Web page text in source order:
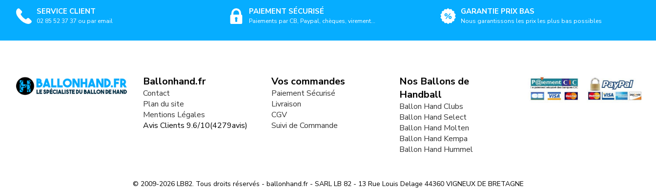
SERVICE CLIENT
02 85 52 37 37 ou par email
PAIEMENT SÉCURISÉ
Paiements par CB, Paypal, chèques, virement...
GARANTIE PRIX BAS
Nous garantissons les prix les plus bas possibles
Ballonhand.fr
Contact
Plan du site
Mentions Légales
Avis Clients 9.6/10(4279avis)
Vos commandes
Paiement Sécurisé
Livraison
CGV
Suivi de Commande
Nos Ballons de
Handball
Ballon Hand Clubs
Ballon Hand Select
Ballon Hand Molten
Ballon Hand Kempa
Ballon Hand Hummel
© 2009-2026 LB82. Tous droits réservés - ballonhand.fr - SARL LB 82 - 13 Rue Louis Delage 44360 VIGNEUX DE BRETAGNE